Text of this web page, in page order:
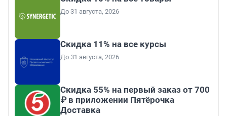
До 31 августа, 2026
Скидка 11% на все курсы
До 31 августа, 2026
Скидка 55% на первый заказ от 700
₽ в приложении Пятёрочка
Доставка